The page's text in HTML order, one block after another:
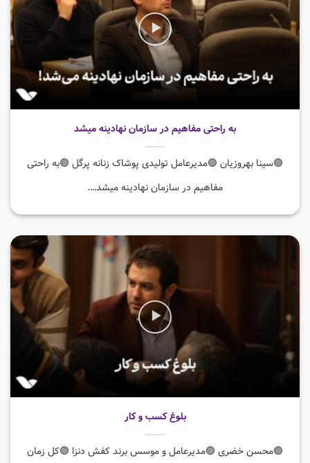
به راحتی مفاهیم در سازمان نهادینه میشد
🟣سینا بهروزیان 🟣مدیرعامل تولیدی پوشاک زنانه پرگل 🟣به راحتی
مفاهیم در سازمان نهادینه میشد….
بلوغ کسب و کار
🟣محسن خضری 🟣مدیرعامل و موسس برند کفش دنزا 🟣کل زمان